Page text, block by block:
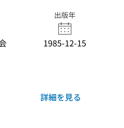
出版年
1985-12-15
詳細を見る